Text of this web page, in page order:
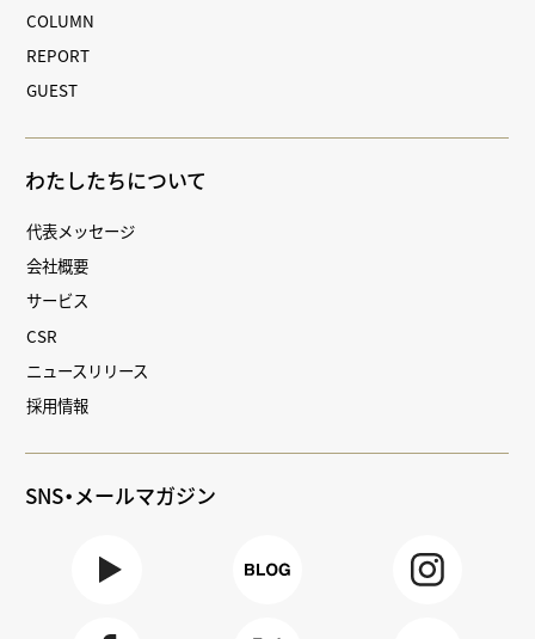
COLUMN
REPORT
GUEST
わたしたちについて
代表メッセージ
会社概要
サービス
CSR
ニュースリリース
採用情報
SNS・メールマガジン